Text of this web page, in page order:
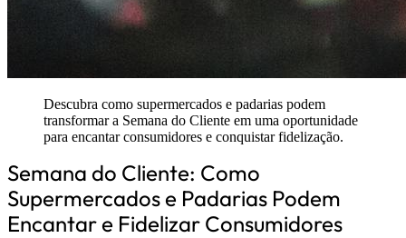
Descubra como supermercados e padarias podem
transformar a Semana do Cliente em uma oportunidade
para encantar consumidores e conquistar fidelização.
Semana do Cliente: Como
Supermercados e Padarias Podem
Encantar e Fidelizar Consumidores